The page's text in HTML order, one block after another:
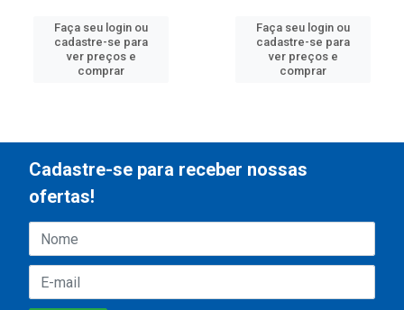
Faça seu login ou
cadastre-se para
ver preços e
comprar
Faça seu login ou
cadastre-se para
ver preços e
comprar
Cadastre-se para receber nossas
ofertas!